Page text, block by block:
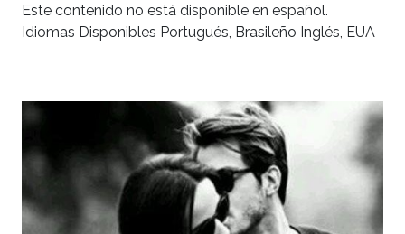
Este contenido no está disponible en español.
Idiomas Disponibles Portugués, Brasileño Inglés, EUA